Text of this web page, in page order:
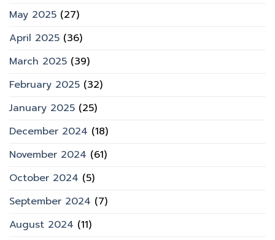
May 2025 (27)
April 2025 (36)
March 2025 (39)
February 2025 (32)
January 2025 (25)
December 2024 (18)
November 2024 (61)
October 2024 (5)
September 2024 (7)
August 2024 (11)